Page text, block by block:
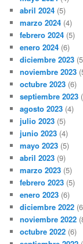
abril 2024 (5)
marzo 2024 (4)
febrero 2024 (5)
enero 2024 (6)
diciembre 2023
noviembre 2023
octubre 2023 (6)
septiembre 2023
agosto 2023 (4)
julio 2023 (5)
junio 2023 (4)
mayo 2023 (5)
abril 2023 (9)
marzo 2023 (5)
febrero 2023 (5)
enero 2023 (6)
diciembre 2022
noviembre 2022
octubre 2022 (6)